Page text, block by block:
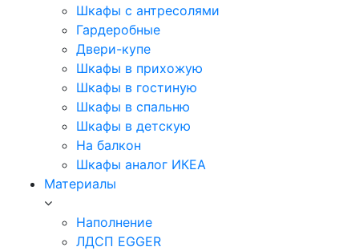
Шкафы с антресолями
Гардеробные
Двери-купе
Шкафы в прихожую
Шкафы в гостиную
Шкафы в спальню
Шкафы в детскую
На балкон
Шкафы аналог ИКЕА
Материалы
Наполнение
ЛДСП EGGER